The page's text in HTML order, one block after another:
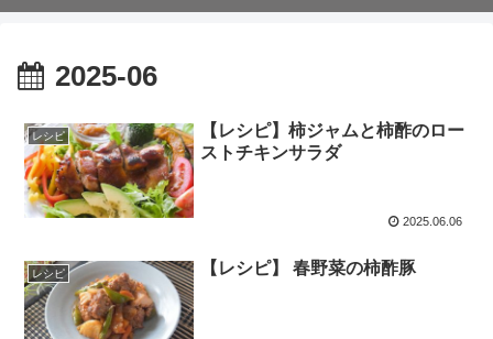
2025-06
レシピ
【レシピ】柿ジャムと柿酢のロー
ストチキンサラダ
2025.06.06
レシピ 【レシピ】 春野菜の柿酢豚